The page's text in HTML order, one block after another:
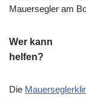
Mauersegler am
Wer kann
helfen?
Die